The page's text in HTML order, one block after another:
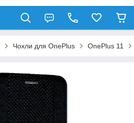
Чохли для OnePlus OnePlus 11